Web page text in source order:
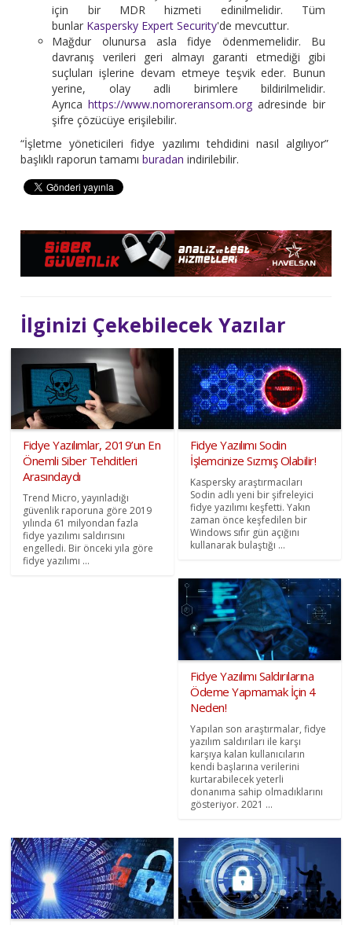
için bir MDR hizmeti edinilmelidir. Tüm
bunlar Kaspersky Expert Security'de mevcuttur.
Mağdur olunursa asla fidye ödenmemelidir. Bu
davranış verileri geri almayı garanti etmediği gibi
suçluları işlerine devam etmeye teşvik eder. Bunun
yerine, olay adli birimlere bildirilmelidir.
Ayrıcahttps://www.nomoreransom.org adresinde bir
şifre çözücüye erişilebilir.
“İşletme yöneticileri fidye yazılımı tehdidini nasıl algılıyor”
başlıklı raporun tamamıburadan indirilebilir.
İlginizi Çekebilecek Yazılar
Fidye Yazılımlar, 2019’un En
Önemli Siber Tehditleri
Arasındaydı
Trend Micro, yayınladığı
güvenlik raporuna göre 2019
yılında 61 milyondan fazla
fidye yazılımı saldırısını
engelledi. Bir önceki yıla göre
fidye yazılımı ...
Fidye Yazılımı Sodin
İşlemcinize Sızmış Olabilir!
Kaspersky araştırmacıları
Sodin adlı yeni bir şifreleyici
fidye yazılımı keşfetti. Yakın
zaman önce keşfedilen bir
Windows sıfır gün açığını
kullanarak bulaştığı ...
Fidye Yazılımı Saldırılarına
Ödeme Yapmamak İçin 4
Neden!
Yapılan son araştırmalar, fidye
yazılım saldırıları ile karşı
karşıya kalan kullanıcıların
kendi başlarına verilerini
kurtarabilecek yeterli
donanıma sahip olmadıklarını
gösteriyor. 2021 ...